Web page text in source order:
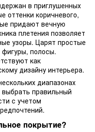
в приглушенных
оттенки коричневого,
придают вечную
плетения позволяет
узоры. Царят простые
полосы.
как
дизайну интерьера.
диапазонах
правильный
с учетом
покрытие?